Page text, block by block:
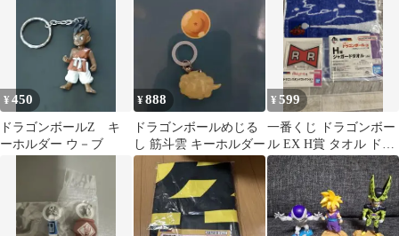
¥450
ドラゴンボールZ キ
ーホルダー ウ－ブ
¥888
ドラゴンボールめじる
し 筋斗雲 キーホルダー
¥599
一番くじ ドラゴンボー
ル EX H賞 タオル ドラ
ゴンスタンドF賞 ２点
セット